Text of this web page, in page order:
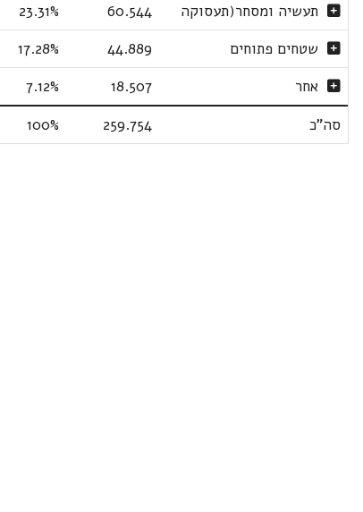
תעשיה ומסחר(תעסוקה
60.544
23.31%
שטחים פתוחים
44.889
17.28%
אחר
18.507
7.12%
סה"כ
259.754
100%